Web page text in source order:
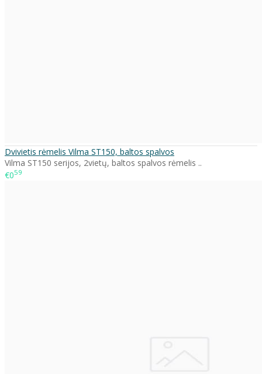
Dvivietis rėmelis Vilma ST150, baltos spalvos
Vilma ST150 serijos, 2vietų, baltos spalvos rėmelis ..
€059